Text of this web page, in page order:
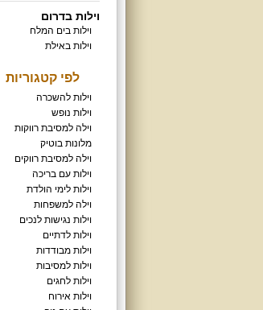
וילות בדרום
וילות בים המלח
וילות באילת
לפי קטגוריות
וילות להשכרה
וילות נופש
וילה למסיבת רווקות
מלונות בוטיק
וילה למסיבת רווקים
וילות עם בריכה
וילות לימי הולדת
וילה למשפחות
וילות נגישות לנכים
וילות לדתיים
וילות מבודדות
וילות למסיבות
וילות לחגים
וילות אירוח